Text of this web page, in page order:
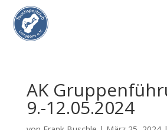
AK
9.-12.05.2024